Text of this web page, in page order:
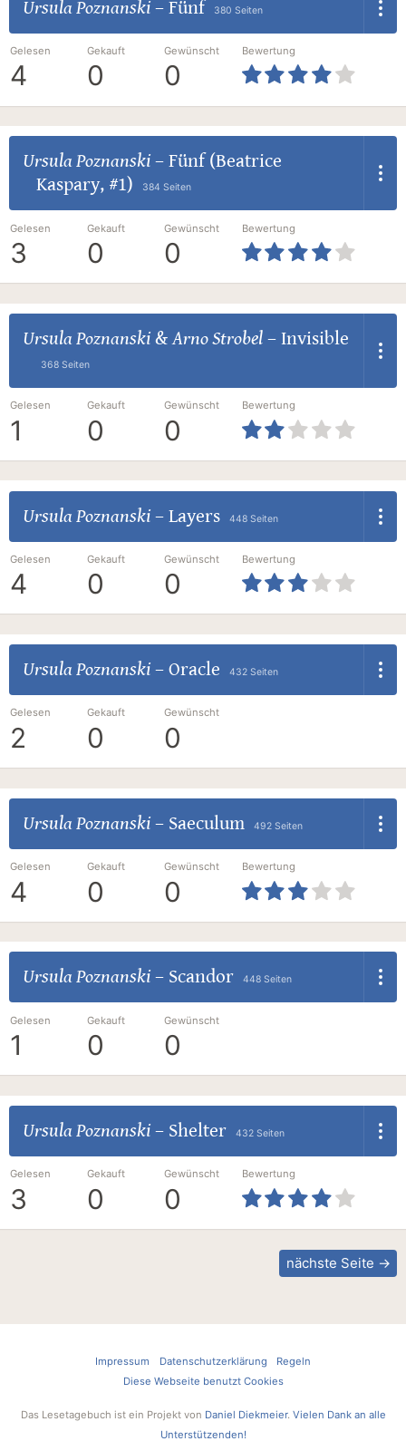
Ursula Poznanski– Fünf 380 Seiten
Gelesen
4
Gekauft
0
Gewünscht
0
Bewertung
Ursula Poznanski– Fünf (Beatrice
Kaspary, #1)
384 Seiten
Gelesen
3
Gekauft
0
Gewünscht
0
Bewertung
Ursula Poznanski&Arno Strobel– Invisible
368 Seiten
Gelesen
1
Gekauft
0
Gewünscht
0
Bewertung
Ursula Poznanski– Layers 448 Seiten
Gelesen
4
Gekauft
0
Gewünscht
0
Bewertung
Ursula Poznanski– Oracle 432 Seiten
Gelesen
2
Gekauft
0
Gewünscht
0
Ursula Poznanski– Saeculum 492 Seiten
Gelesen
4
Gekauft
0
Gewünscht
0
Bewertung
Ursula Poznanski– Scandor 448 Seiten
Gelesen
1
Gekauft
0
Gewünscht
0
Ursula Poznanski– Shelter 432 Seiten
Gelesen
3
Gekauft
0
Gewünscht
0
Bewertung
nächste Seite →
Impressum Datenschutzerklärung
Regeln
Diese Webseite benutzt Cookies
Das Lesetagebuch ist ein Projekt von Daniel Diekmeier. Vielen Dank an alle
Unterstützenden!